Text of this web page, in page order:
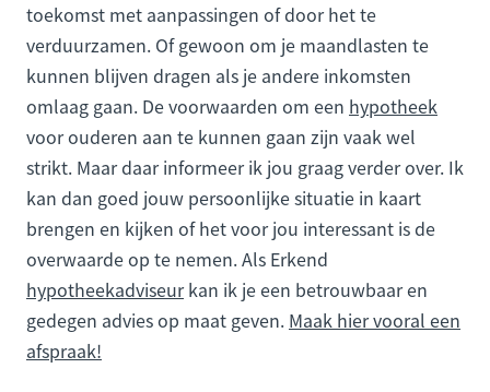
toekomst met aanpassingen of door het te
verduurzamen. Of gewoon om je maandlasten te
kunnen blijven dragen als je andere inkomsten
omlaag gaan. De voorwaarden om een hypotheek
voor ouderen aan te kunnen gaan zijn vaak wel
strikt. Maar daar informeer ik jou graag verder over. Ik
kan dan goed jouw persoonlijke situatie in kaart
brengen en kijken of het voor jou interessant is de
overwaarde op te nemen. Als Erkend
hypotheekadviseurkan ik je een betrouwbaar en
gedegen advies op maat geven. Maak hier vooral een
afspraak!